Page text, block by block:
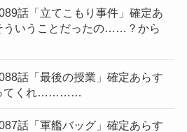
話「立てこもり事件」確定あ
ういうことだったの……？から
話「最後の授業」確定あらす
てくれ…………
話「軍艦バッグ」確定あらす